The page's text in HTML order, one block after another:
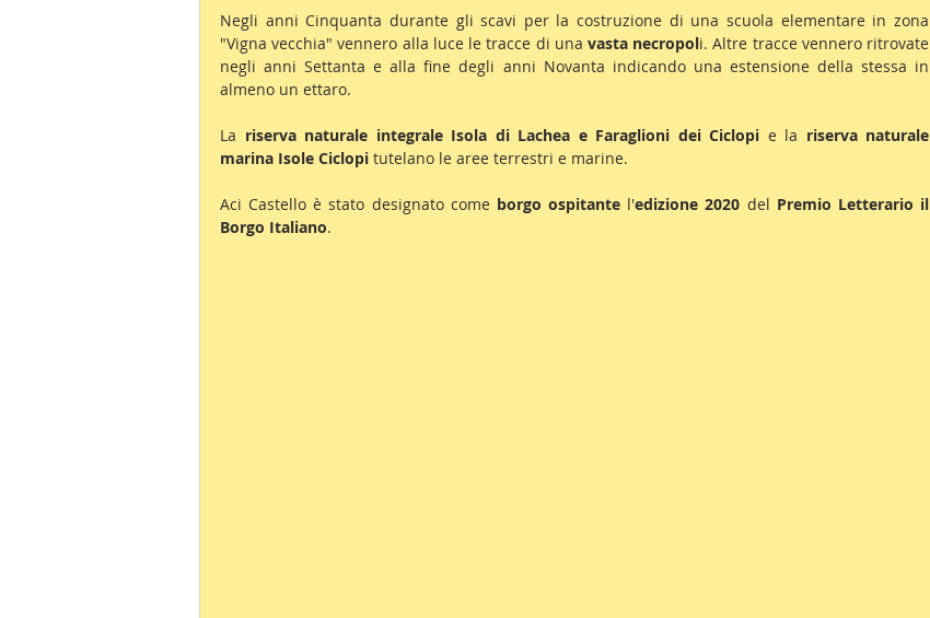
Negli anni Cinquanta durante gli scavi per la costruzione di una scuola elementare in zona
"Vigna vecchia" vennero alla luce le tracce di una vasta necropoli. Altre tracce vennero ritrovate
negli anni Settanta e alla fine degli anni Novanta indicando una estensione della stessa in
almeno un ettaro.
La riserva naturale integrale Isola di Lachea e Faraglioni dei Ciclopi e la riserva naturale
marina Isole Ciclopi tutelano le aree terrestri e marine.
Aci Castello è stato designato come borgo ospitante l'edizione 2020 del Premio Letterario il
Borgo Italiano.